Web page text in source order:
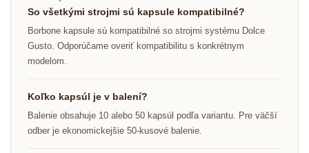
So všetkými strojmi sú kapsule kompatibilné?
Borbone kapsule sú kompatibilné so strojmi systému Dolce
Gusto. Odporúčame overiť kompatibilitu s konkrétnym
modelom.
Koľko kapsúl je v balení?
Balenie obsahuje 10 alebo 50 kapsúl podľa variantu. Pre väčší
odber je ekonomickejšie 50-kusové balenie.